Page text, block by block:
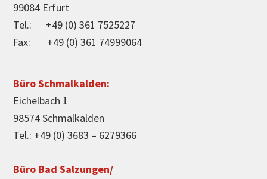
99084 Erfurt
Tel.: +49 (0) 361 7525227
Fax: +49 (0) 361 74999064
Büro Schmalkalden:
Eichelbach 1
98574 Schmalkalden
Tel.: +49 (0) 3683 – 6279366
Büro Bad Salzungen/